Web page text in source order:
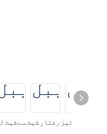
تیز رفتار شیٹ سے شیٹ